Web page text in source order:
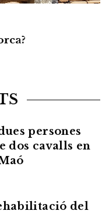
persones
dos cavalls en
del